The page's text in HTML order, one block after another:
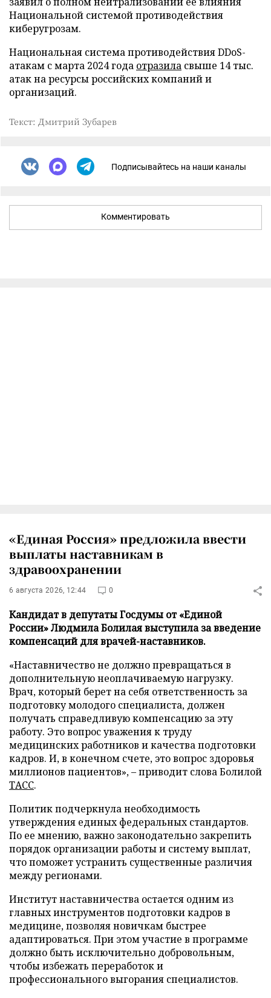
Национальной системой противодействия
киберугрозам.
Национальная система противодействия DDoS-
атакам с марта 2024 года отразила свыше 14 тыс.
атак на ресурсы российских компаний и
организаций.
Текст: Дмитрий Зубарев
Подписывайтесь на наши каналы
Комментировать
«Единая Россия» предложила ввести
выплаты наставникам в
здравоохранении
6 августа 2026, 12:44 0
Кандидат в депутаты Госдумы от «Единой
России» Людмила Болилая выступила за введение
компенсаций для врачей-наставников.
«Наставничество не должно превращаться в
дополнительную неоплачиваемую нагрузку.
Врач, который берет на себя ответственность за
подготовку молодого специалиста, должен
получать справедливую компенсацию за эту
работу. Это вопрос уважения к труду
медицинских работников и качества подготовки
кадров. И, в конечном счете, это вопрос здоровья
миллионов пациентов», – приводит слова Болилой
ТАСС.
Политик подчеркнула необходимость
утверждения единых федеральных стандартов.
По ее мнению, важно законодательно закрепить
порядок организации работы и систему выплат,
что поможет устранить существенные различия
между регионами.
Институт наставничества остается одним из
главных инструментов подготовки кадров в
медицине, позволяя новичкам быстрее
адаптироваться. При этом участие в программе
должно быть исключительно добровольным,
чтобы избежать переработок и
профессионального выгорания специалистов.